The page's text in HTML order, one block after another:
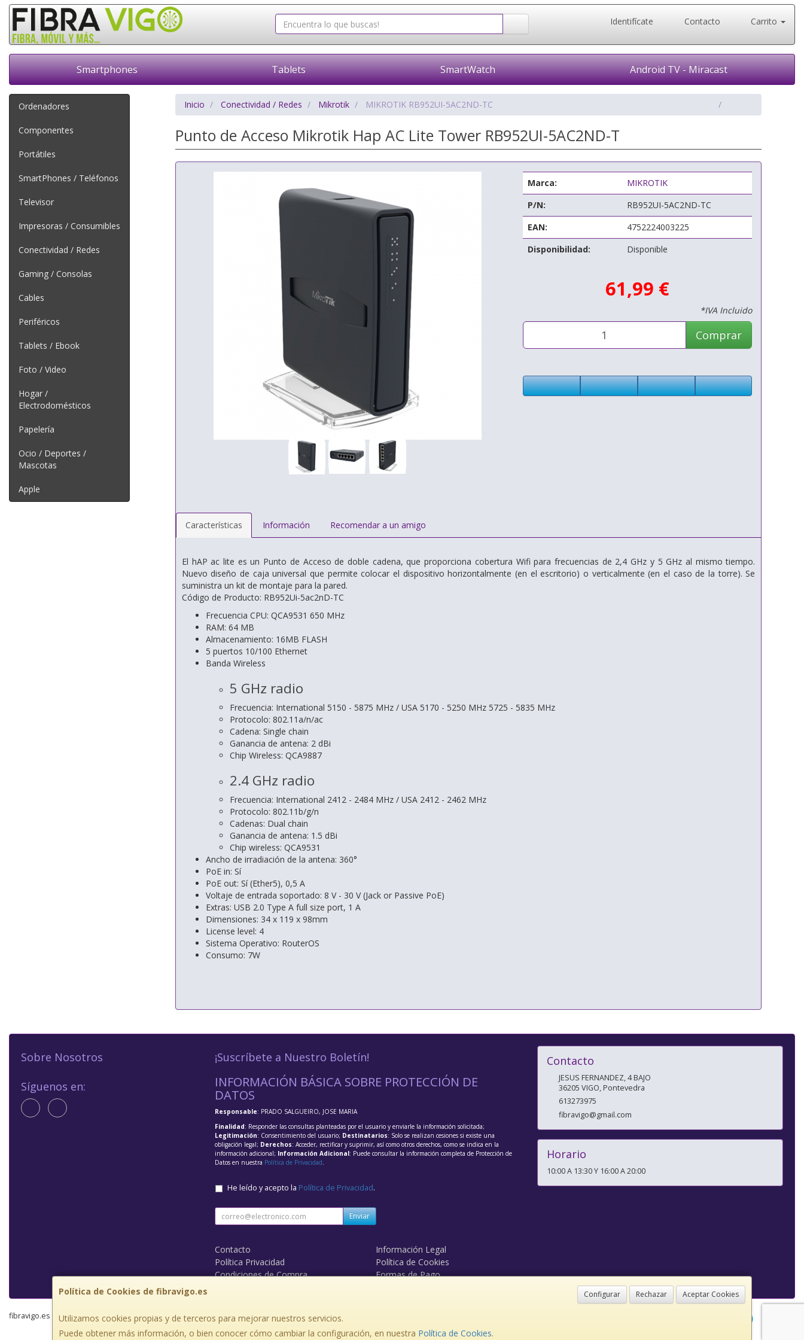
Identifícate Contacto Carrito
Smartphones Tablets SmartWatch Android TV - Miracast
Ordenadores
Componentes
Portátiles
SmartPhones / Teléfonos
Televisor
Impresoras / Consumibles
Conectividad / Redes
Gaming / Consolas
Cables
Periféricos
Tablets / Ebook
Foto / Video
Hogar /
Electrodomésticos
Papelería
Ocio / Deportes /
Mascotas
Apple
Inicio Conectividad / Redes Mikrotik MIKROTIK RB952UI-5AC2ND-TC
Punto de Acceso Mikrotik Hap AC Lite Tower RB952UI-5AC2ND-T
Marca:
MIKROTIK
P/N:
RB952UI-5AC2ND-TC
EAN:
4752224003225
Disponibilidad:
Disponible
61,99 €
*IVA Incluido
Comprar
Características Información Recomendar a un amigo
El hAP ac lite es un Punto de Acceso de doble cadena, que proporciona cobertura Wifi para frecuencias de 2,4 GHz y 5 GHz al mismo tiempo.
Nuevo diseño de caja universal que permite colocar el dispositivo horizontalmente (en el escritorio) o verticalmente (en el caso de la torre). Se
suministra un kit de montaje para la pared.
Código de Producto: RB952Ui-5ac2nD-TC
Frecuencia CPU: QCA9531 650 MHz
RAM: 64 MB
Almacenamiento: 16MB FLASH
5 puertos 10/100 Ethernet
Banda Wireless
5 GHz radio
Frecuencia: International 5150 - 5875 MHz / USA 5170 - 5250 MHz 5725 - 5835 MHz
Protocolo: 802.11a/n/ac
Cadena: Single chain
Ganancia de antena: 2 dBi
Chip Wireless: QCA9887
2.4 GHz radio
Frecuencia: International 2412 - 2484 MHz / USA 2412 - 2462 MHz
Protocolo: 802.11b/g/n
Cadenas: Dual chain
Ganancia de antena: 1.5 dBi
Chip wireless: QCA9531
Ancho de irradiación de la antena: 360°
PoE in: Sí
PoE out: Sí (Ether5), 0,5 A
Voltaje de entrada soportado: 8 V - 30 V (Jack or Passive PoE)
Extras: USB 2.0 Type A full size port, 1 A
Dimensiones: 34 x 119 x 98mm
License level: 4
Sistema Operativo: RouterOS
Consumo: 7W
Política de Cookies de fibravigo.es Configurar Rechazar Aceptar Cookies
Utilizamos cookies propias y de terceros para mejorar nuestros servicios.
Puede obtener más información, o bien conocer cómo cambiar la configuración, en nuestra Política de Cookies.
Sobre Nosotros
Síguenos en:
¡Suscríbete a Nuestro Boletín!
INFORMACIÓN BÁSICA SOBRE PROTECCIÓN DE
DATOS
Responsable: PRADO SALGUEIRO, JOSE MARIA
Finalidad: Responder las consultas planteadas por el usuario y enviarle la información solicitada;
Legitimación: Consentimiento del usuario; Destinatarios: Solo se realizan cesiones si existe una
obligación legal; Derechos: Acceder, rectificar y suprimir, así como otros derechos, como se indica en la
información adicional; Información Adicional: Puede consultar la información completa de Protección de
Datos en nuestra Política de Privacidad.
He leído y acepto la Política de Privacidad.
Enviar
Contacto
Información Legal
Política Privacidad
Política de Cookies
Condiciones de Compra
Formas de Pago
Contacto
JESUS FERNANDEZ, 4 BAJO
36205 VIGO,Pontevedra
613273975
fibravigo@gmail.com
Horario
10:00 A 13:30 Y 16:00 A 20:00
fibravigo.es © 2026
, , , , España. - C.I.F.: 36174987N - Tfno: